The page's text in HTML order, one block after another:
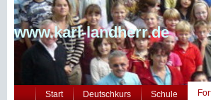
www.karl-landherr.de
Start Deutschkurs Schule